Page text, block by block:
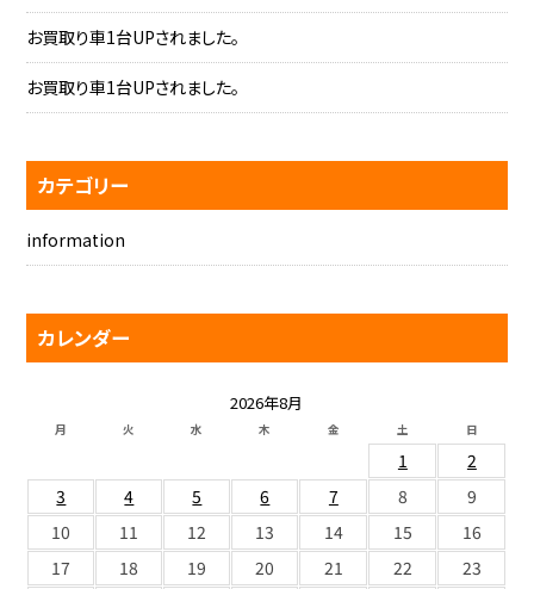
お買取り車1台UPされました。
お買取り車1台UPされました。
カテゴリー
information
カレンダー
2026年8月
月 火 水 木 金 土 日
1
2
3
4 5 6 7 8
9
10
11 12 13 14 15
16
17
18 19 20 21 22
23